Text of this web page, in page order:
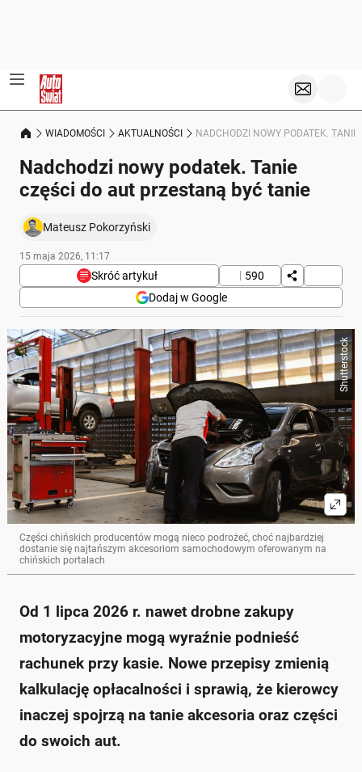
WIADOMOŚCI AKTUALNOŚCI NADCHODZI NOWY PODATEK.
Nadchodzi nowy podatek. Tanie
części do aut przestaną być tanie
Mateusz Pokorzyński
15 maja 2026, 11:17
Skróć artykuł
590
Dodaj w Google
Poniżej streszczenie artykułu:
Skrót przygotowany przez Onet Czat z AI, może zawierać błędy.
Od 1 lipca 2026 roku wprowadzone zostaną nowe
opłaty, które podniosą koszty zakupu części
motoryzacyjnych do 3 euro za każdy produkt.
Tanie zakupy z Chin mogą stać się mniej opłacalne,
szczególnie dla tanich akcesoriów i części, co wpłynie
na ich ceny w Europie.
Obecny limit 150 euro dla przesyłek spoza UE, który
do tej pory nie wymagał opłat celnych, zostanie
zmieniony.
Kierowcy powinni zwrócić szczególną uwagę na
bezpieczeństwo, unikając najtańszych zamienników
części krytycznych, jak hamulce czy oświetlenie.
Nowe przepisy mają na celu wyrównanie szans
Shutterstock
Części chińskich producentów mogą nieco podrożeć, choć najbardziej
dostanie się najtańszym akcesoriom samochodowym oferowanym na
chińskich portalach
Od 1 lipca 2026 r. nawet drobne zakupy
motoryzacyjne mogą wyraźnie podnieść
rachunek przy kasie. Nowe przepisy zmienią
kalkulację opłacalności i sprawią, że kierowcy
inaczej spojrzą na tanie akcesoria oraz części
do swoich aut.